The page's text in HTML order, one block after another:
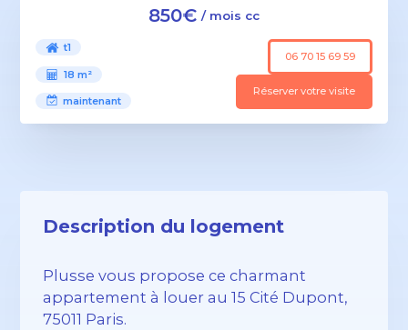
850€ / mois cc
t1
18 m²
maintenant
06 70 15 69 59
Réserver votre visite
Description du logement
Plusse vous propose ce charmant
appartement à louer au 15 Cité Dupont,
75011 Paris.